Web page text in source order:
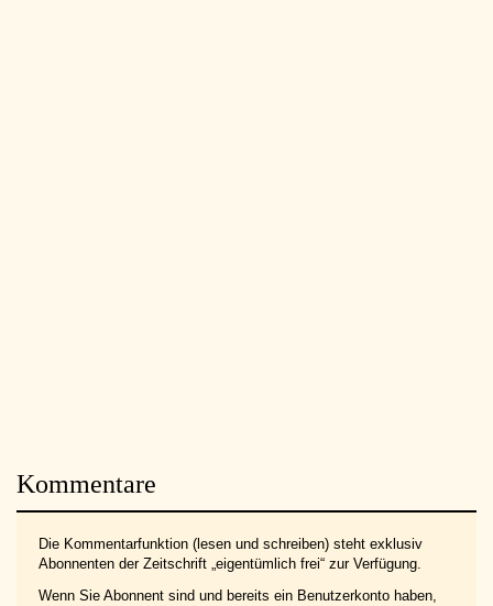
Kommentare
Die Kommentarfunktion (lesen und schreiben) steht exklusiv
Abonnenten der Zeitschrift „eigentümlich frei“ zur Verfügung.
Wenn Sie Abonnent sind und bereits ein Benutzerkonto haben,